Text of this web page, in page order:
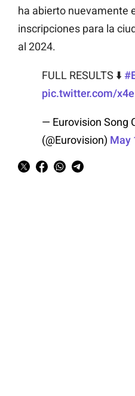
ha abierto nuevamente
inscripciones para la
al 2024.
FULL RESULTS ⬇️
pic.twitter.com/
— Eurovision Song
(@Eurovision) May